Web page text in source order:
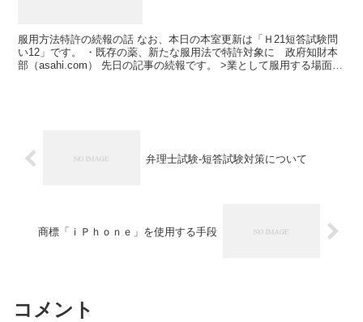
服用方法特許の続報の話 なお、本日の本室更新は「Ｈ21短答試験問
い12」です。 ・既存の薬、新たな服用法で特許対象に 政府知財本
部（asahi.com） 先日の記事の続報です。 >業として服用する場面っ
弁理士試験-短答試験対策について
商標「ｉＰｈｏｎｅ」を使用する手段
コメント